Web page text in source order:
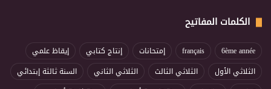
الكلمات المفاتيح
6ème année
français إمتحانات إنتاج كتابي
إيقاظ علمي
الثلاثي الأول
الثلاثي الثالث الثلاثي الثاني
السنة ثالثة إبتدائي